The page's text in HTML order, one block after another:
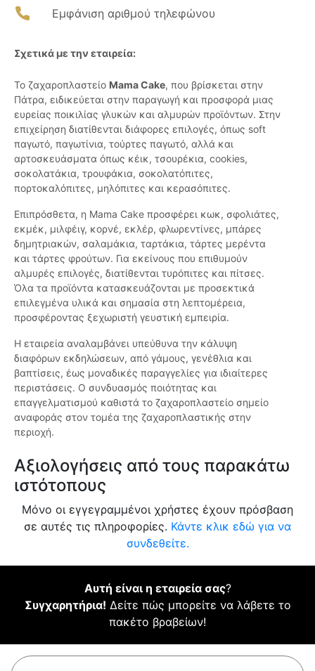
Εμφάνιση αριθμού τηλεφώνου
Σχετικά με την εταιρεία:
Το ζαχαροπλαστείο Mama Cake, που βρίσκεται στην
Πάτρα, ειδικεύεται στην παραγωγή και προσφορά μιας
ευρείας ποικιλίας γλυκών και αλμυρών προϊόντων. Στην
επιχείρηση διατίθενται διάφορες επιλογές, όπως soft
παγωτό, παγωτίνια, τούρτες παγωτό, αλλά και
αρτοσκευάσματα όπως κέικ, τσουρέκια, cookies,
σοκολατάκια, τρουφάκια, σοκολατόπιτες,
πορτοκαλόπιτες, μηλόπιτες και κερασόπιτες.
Επιπρόσθετα, η Mama Cake προσφέρει κωκ, σφολιάτες,
εκμέκ, μιλφέιγ, κορνέ, εκλέρ, φλωρεντίνες, μπάρες
δημητριακών, σαλαμάκια, ταρτάκια, τάρτες μερέντα
και τάρτες φρούτων. Για εκείνους που επιθυμούν
αλμυρές επιλογές, διατίθενται τυρόπιτες και πίτσες.
Όλα τα προϊόντα κατασκευάζονται με προσεκτικά
επιλεγμένα υλικά και σημασία στη λεπτομέρεια,
προσφέροντας ξεχωριστή γευστική εμπειρία.
Η εταιρεία αναλαμβάνει υπεύθυνα την κάλυψη
διαφόρων εκδηλώσεων, από γάμους, γενέθλια και
βαπτίσεις, έως μοναδικές παραγγελίες για ιδιαίτερες
περιστάσεις. Ο συνδυασμός ποιότητας και
επαγγελματισμού καθιστά το ζαχαροπλαστείο σημείο
αναφοράς στον τομέα της ζαχαροπλαστικής στην
περιοχή.
Αξιολογήσεις από τους παρακάτω
ιστότοπους
Μόνο οι εγγεγραμμένοι χρήστες έχουν πρόσβαση
σε αυτές τις πληροφορίες. Κάντε κλικ εδώ για να
συνδεθείτε.
Αυτή είναι η εταιρεία σας?
Συγχαρητήρια! Δείτε πώς μπορείτε να λάβετε το
πακέτο βραβείων!